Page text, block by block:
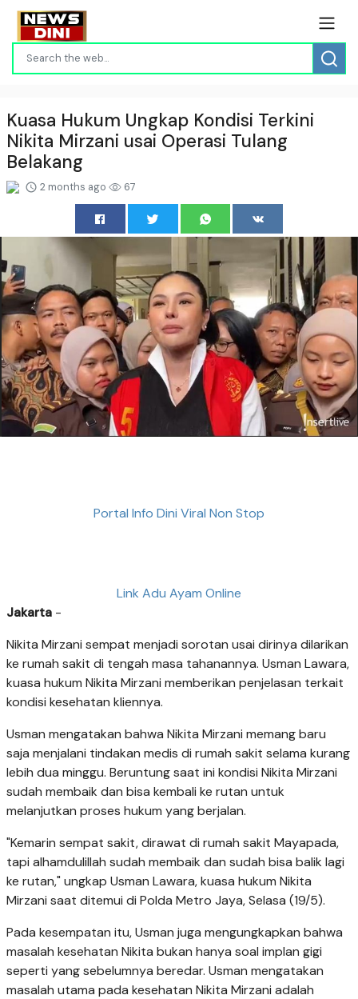
Kuasa Hukum Ungkap Kondisi Terkini
Nikita Mirzani usai Operasi Tulang
Belakang
2 months ago 67
Portal Info Dini Viral Non Stop
Link Adu Ayam Online
Jakarta -
Nikita Mirzani sempat menjadi sorotan usai dirinya dilarikan
ke rumah sakit di tengah masa tahanannya. Usman Lawara,
kuasa hukum Nikita Mirzani memberikan penjelasan terkait
kondisi kesehatan kliennya.
Usman mengatakan bahwa Nikita Mirzani memang baru
saja menjalani tindakan medis di rumah sakit selama kurang
lebih dua minggu. Beruntung saat ini kondisi Nikita Mirzani
sudah membaik dan bisa kembali ke rutan untuk
melanjutkan proses hukum yang berjalan.
"Kemarin sempat sakit, dirawat di rumah sakit Mayapada,
tapi alhamdulillah sudah membaik dan sudah bisa balik lagi
ke rutan," ungkap Usman Lawara, kuasa hukum Nikita
Mirzani saat ditemui di Polda Metro Jaya, Selasa (19/5).
Pada kesempatan itu, Usman juga mengungkapkan bahwa
masalah kesehatan Nikita bukan hanya soal implan gigi
seperti yang sebelumnya beredar. Usman mengatakan
masalah utama pada kesehatan Nikita Mirzani adalah